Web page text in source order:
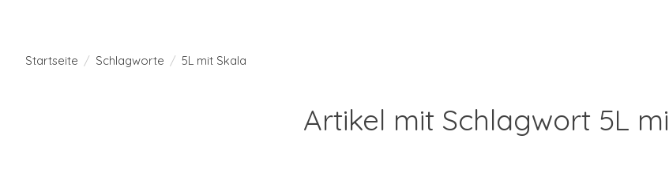
Startseite / Schlagworte / 5L mit Skala
Artikel mit Schlagwort 5L